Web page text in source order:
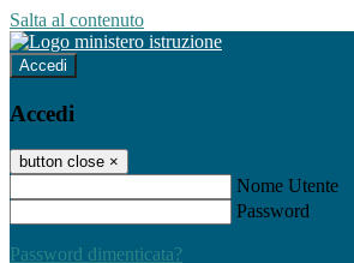
Salta al contenuto
Accedi
Accedi
button close ×
Nome Utente
Password
Password dimenticata?